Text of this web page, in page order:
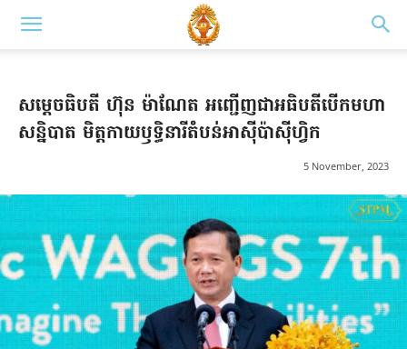
សម្តេចធិបតី ហ៊ុន ម៉ាណែត អញ្ជើញជា​អធិបតី​បើក​មហា​
សន្និបាត មិត្តកាយ​ឫទ្ធិ​នារី​តំបន់​អាស៊ីប៉ាស៊ីហ្វិក
5 November, 2023